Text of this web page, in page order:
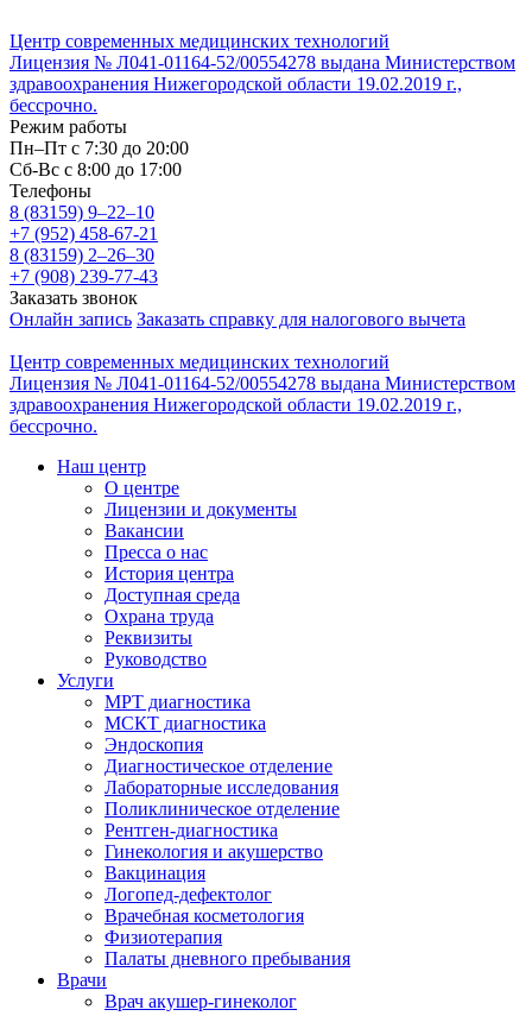
Центр современных медицинских технологий
Лицензия № Л041-01164-52/00554278 выдана Министерством
здравоохранения Нижегородской области 19.02.2019 г.,
бессрочно.
Режим работы
Пн–Пт с 7:30 до 20:00
Cб-Вс с 8:00 до 17:00
Телефоны
8 (83159) 9–22–10
+7 (952) 458-67-21
8 (83159) 2–26–30
+7 (908) 239-77-43
Заказать звонок
Онлайн запись Заказать справку для налогового вычета
Центр современных медицинских технологий
Лицензия № Л041-01164-52/00554278 выдана Министерством
здравоохранения Нижегородской области 19.02.2019 г.,
бессрочно.
Наш центр
О центре
Лицензии и документы
Вакансии
Пресса о нас
История центра
Доступная среда
Охрана труда
Реквизиты
Руководство
Услуги
МРТ диагностика
МСКТ диагностика
Эндоскопия
Диагностическое отделение
Лабораторные исследования
Поликлиническое отделение
Рентген-диагностика
Гинекология и акушерство
Вакцинация
Логопед-дефектолог
Врачебная косметология
Физиотерапия
Палаты дневного пребывания
Врачи
Врач акушер-гинеколог